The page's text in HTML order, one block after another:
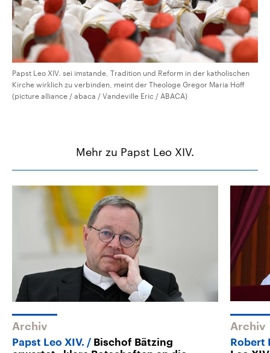
Papst Leo XIV. sei imstande, Tradition und Reform in der katholischen
Kirche wirklich zu verbinden, meint der Theologe Gregor Maria Hoff
(picture alliance / abaca / Vandeville Eric / ABACA)
Mehr zu Papst Leo XIV.
Archiv
Papst Leo XIV.
Bischof Bätzing
Archiv
Robert